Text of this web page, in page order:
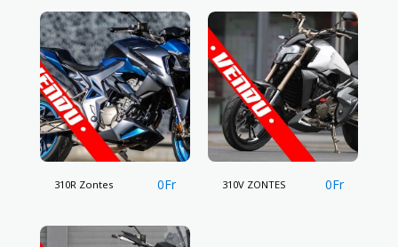
310R Zontes 0Fr 310V ZONTES 0Fr